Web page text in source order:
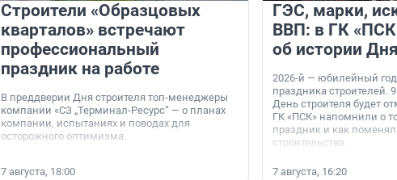
Строители «Образцовых
кварталов» встречают
профессиональный
праздник на работе
В преддверии Дня строителя топ-менеджеры
компании «СЗ „Терминал-Ресурс“ — о планах
компании, испытаниях и поводах для
осторожного оптимизма.
7 августа, 18:00
ГЭС, марки,
ВВП: в ГК
об истории
2026-й — юбилейный
праздника строителей. 9
День строителя будет
ГК «ПСК» напомнили о
праздник и как
строительства.
7 августа, 16:20